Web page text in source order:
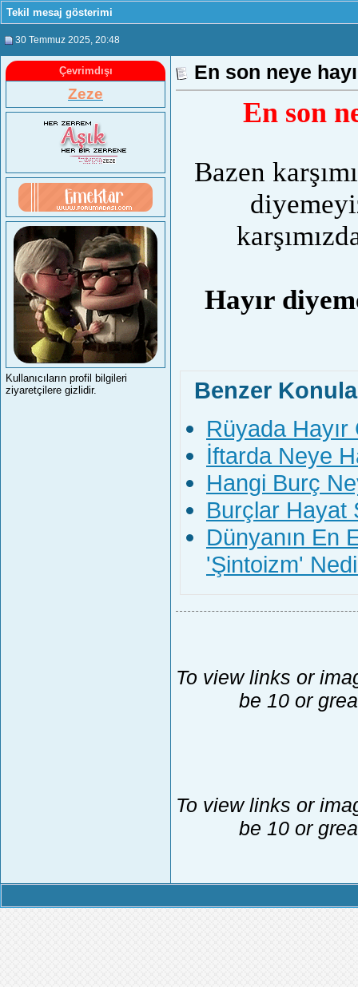
Tekil mesaj gösterimi
30 Temmuz 2025 , 20:48
Çevrimdışı
Zeze
Kullanıcıların profil bilgileri
ziyaretçilere gizlidir.
En son neye
En son
Bazen
Hayır
Benzer
Rüyada
İftarda Neye
Hangi Burç
Burçlar Hayat
Dünyanın En
'Şintoizm'
To view links or
be 10 or
To view links or
be 10 or